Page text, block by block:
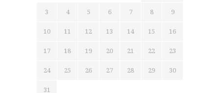
3 4 5 6 7 8 9
10 11 12 13 14 15 16
17 18 19 20 21 22 23
24 25 26 27 28 29 30
31